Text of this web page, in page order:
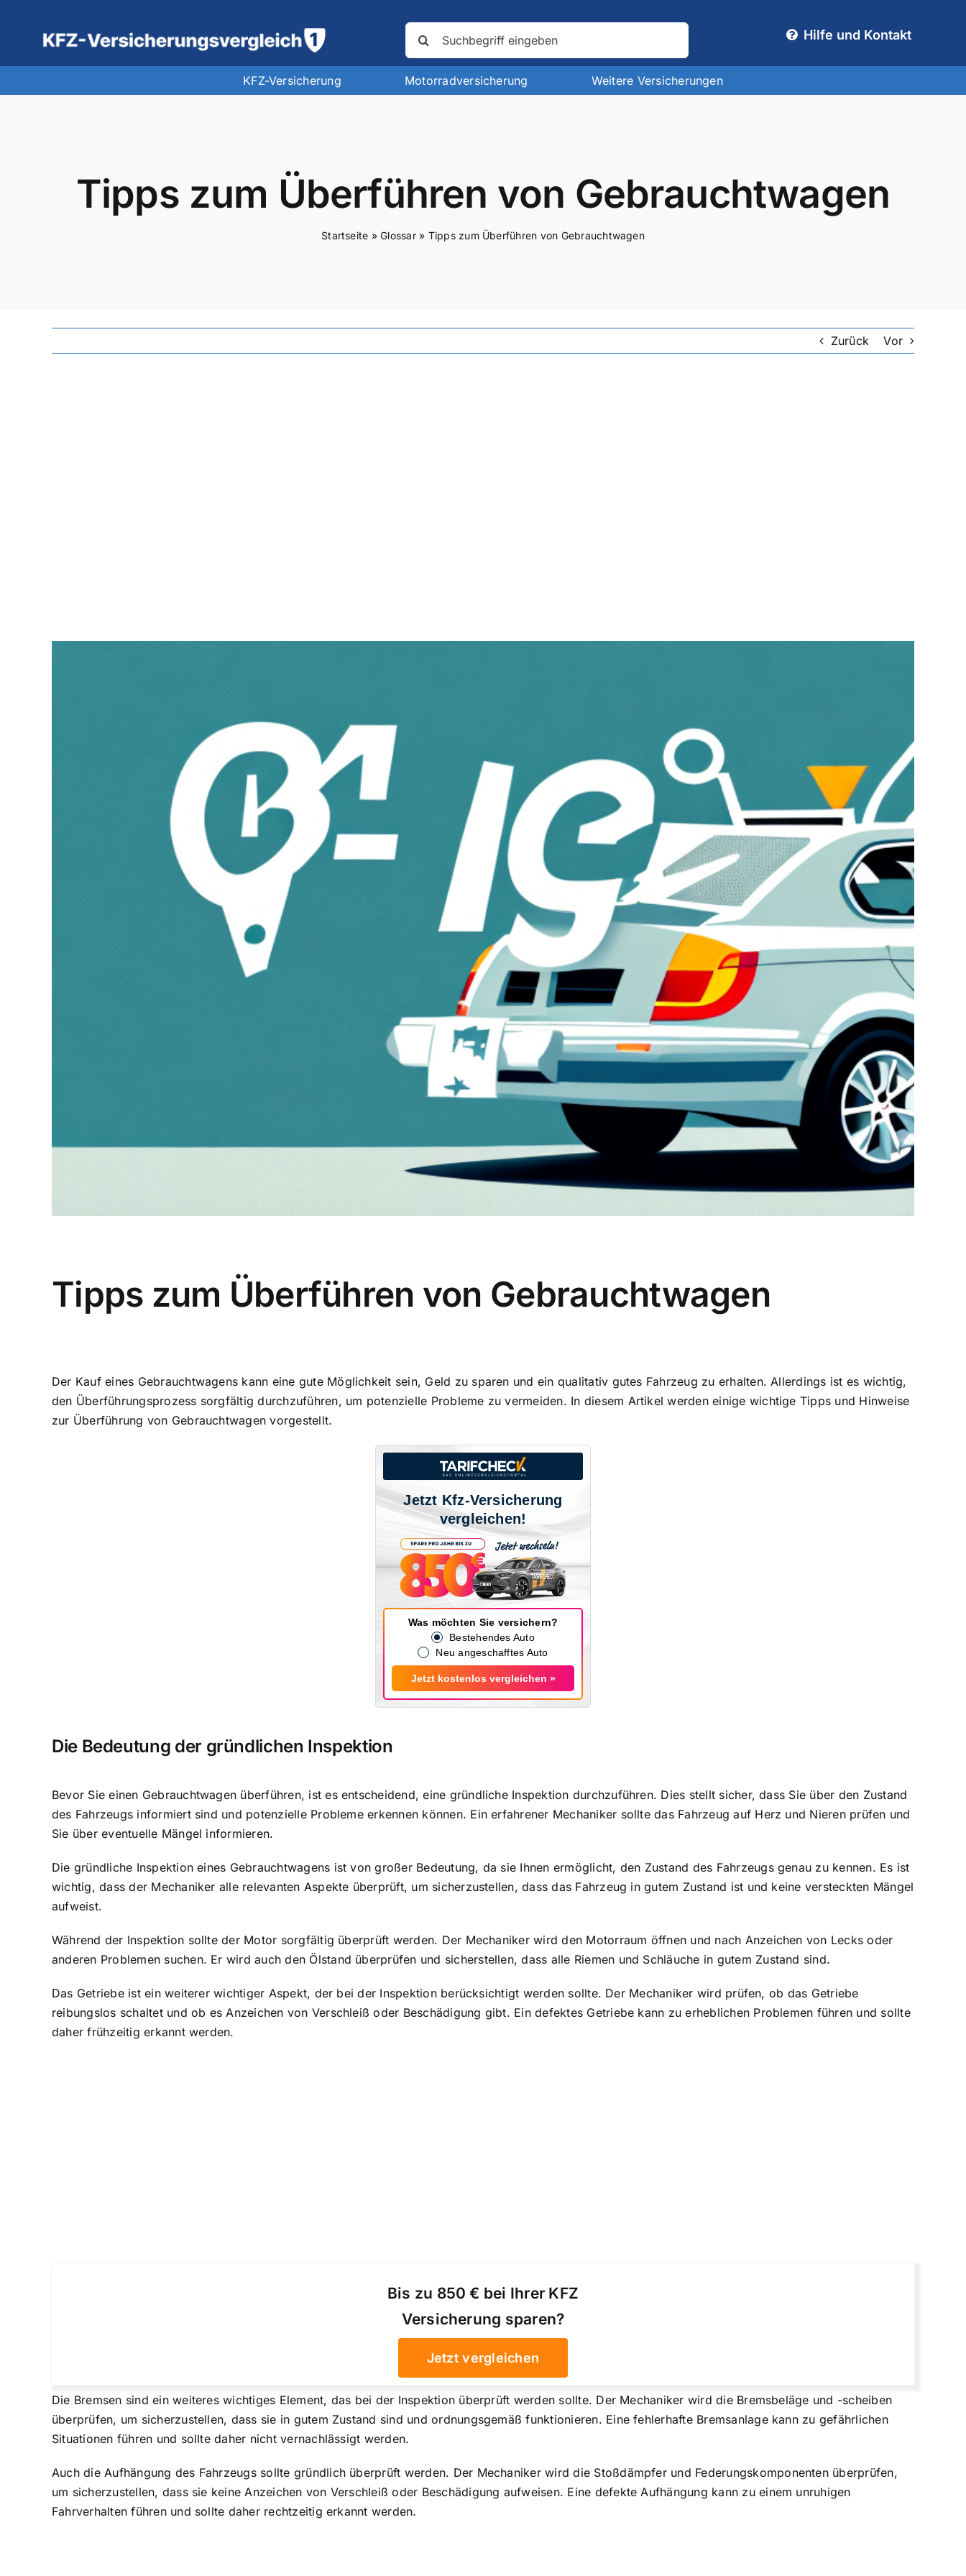
springen
nach:
Hilfe und Kontakt
KFZ-Versicherung Motorradversicherung Weitere Versicherungen
Tipps zum Überführen von Gebrauchtwagen
Startseite »Glossar» Tipps zum Überführen von Gebrauchtwagen
Zurück Vor
Tipps zum Überführen von Gebrauchtwagen
Der Kauf eines Gebrauchtwagens kann eine gute Möglichkeit sein, Geld zu sparen und ein qualitativ gutes Fahrzeug zu erhalten. Allerdings ist es wichtig,
den Überführungsprozess sorgfältig durchzuführen, um potenzielle Probleme zu vermeiden. In diesem Artikel werden einige wichtige Tipps und Hinweise
zur Überführung von Gebrauchtwagen vorgestellt.
Jetzt Kfz-Versicherung
vergleichen!
Was möchten Sie versichern?
Bestehendes Auto
Neu angeschafftes Auto
Jetzt kostenlos vergleichen »
Die Bedeutung der gründlichen Inspektion
Bevor Sie einen Gebrauchtwagen überführen, ist es entscheidend, eine gründliche Inspektion durchzuführen. Dies stellt sicher, dass Sie über den Zustand
des Fahrzeugs informiert sind und potenzielle Probleme erkennen können. Ein erfahrener Mechaniker sollte das Fahrzeug auf Herz und Nieren prüfen und
Sie über eventuelle Mängel informieren.
Die gründliche Inspektion eines Gebrauchtwagens ist von großer Bedeutung, da sie Ihnen ermöglicht, den Zustand des Fahrzeugs genau zu kennen. Es ist
wichtig, dass der Mechaniker alle relevanten Aspekte überprüft, um sicherzustellen, dass das Fahrzeug in gutem Zustand ist und keine versteckten Mängel
aufweist.
Während der Inspektion sollte der Motor sorgfältig überprüft werden. Der Mechaniker wird den Motorraum öffnen und nach Anzeichen von Lecks oder
anderen Problemen suchen. Er wird auch den Ölstand überprüfen und sicherstellen, dass alle Riemen und Schläuche in gutem Zustand sind.
Das Getriebe ist ein weiterer wichtiger Aspekt, der bei der Inspektion berücksichtigt werden sollte. Der Mechaniker wird prüfen, ob das Getriebe
reibungslos schaltet und ob es Anzeichen von Verschleiß oder Beschädigung gibt. Ein defektes Getriebe kann zu erheblichen Problemen führen und sollte
daher frühzeitig erkannt werden.
Bis zu 850 € bei Ihrer KFZ
Versicherung sparen?
Jetzt vergleichen
Die Bremsen sind ein weiteres wichtiges Element, das bei der Inspektion überprüft werden sollte. Der Mechaniker wird die Bremsbeläge und -scheiben
überprüfen, um sicherzustellen, dass sie in gutem Zustand sind und ordnungsgemäß funktionieren. Eine fehlerhafte Bremsanlage kann zu gefährlichen
Situationen führen und sollte daher nicht vernachlässigt werden.
Auch die Aufhängung des Fahrzeugs sollte gründlich überprüft werden. Der Mechaniker wird die Stoßdämpfer und Federungskomponenten überprüfen,
um sicherzustellen, dass sie keine Anzeichen von Verschleiß oder Beschädigung aufweisen. Eine defekte Aufhängung kann zu einem unruhigen
Fahrverhalten führen und sollte daher rechtzeitig erkannt werden.